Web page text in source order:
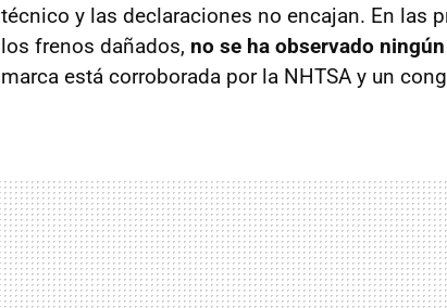
técnico y las declaraciones no encajan. En las
los frenos dañados, no se ha observado
marca está corroborada por la NHTSA y un